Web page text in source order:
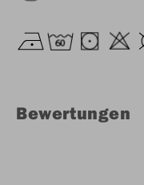
Bewertungen